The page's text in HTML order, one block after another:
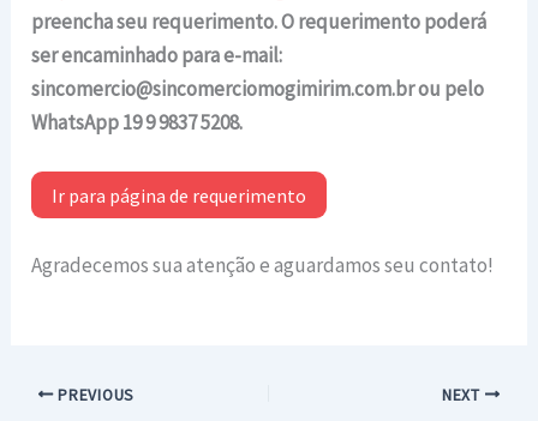
preencha seu requerimento. O requerimento poderá
ser encaminhado para e-mail:
sincomercio@sincomerciomogimirim.com.br ou pelo
WhatsApp 19 9 9837 5208.
Ir para página de requerimento
Agradecemos sua atenção e aguardamos seu contato!
PREVIOUS NEXT